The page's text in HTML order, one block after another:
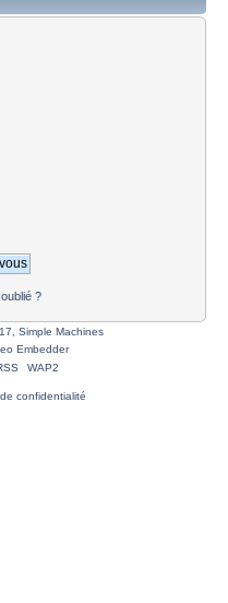
?
Simple Machines
Embedder
WAP2
confidentialité